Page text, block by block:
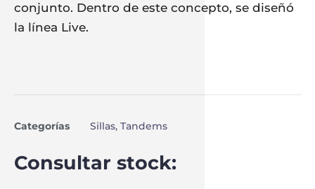
conjunto. Dentro de este concepto, se diseñó
la línea Live.
Categorías Sillas, Tandems
Consultar stock: